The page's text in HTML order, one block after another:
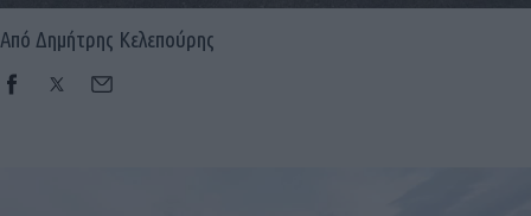
Από Δημήτρης Κελεπούρης